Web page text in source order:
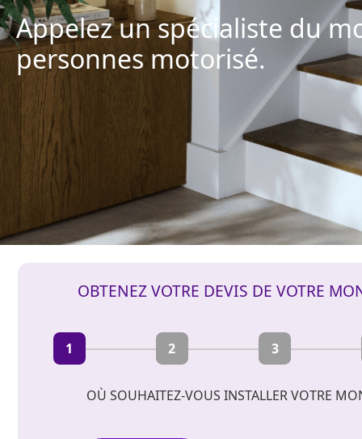
Appelez un spécialiste du
personnes motorisé.
OBTENEZ VOTRE DEVIS DE VOTRE
1 2 3
OÙ SOUHAITEZ-VOUS INSTALLER VOTRE